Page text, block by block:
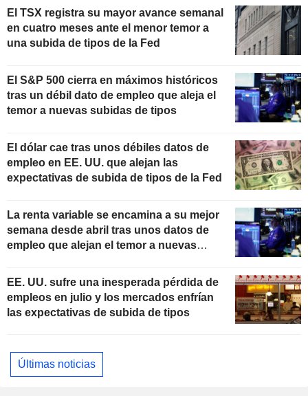
El TSX registra su mayor avance semanal
en cuatro meses ante el menor temor a
una subida de tipos de la Fed
El S&P 500 cierra en máximos históricos
tras un débil dato de empleo que aleja el
temor a nuevas subidas de tipos
El dólar cae tras unos débiles datos de
empleo en EE. UU. que alejan las
expectativas de subida de tipos de la Fed
La renta variable se encamina a su mejor
semana desde abril tras unos datos de
empleo que alejan el temor a nuevas
EE. UU. sufre una inesperada pérdida de
empleos en julio y los mercados enfrían
las expectativas de subida de tipos
Últimas noticias